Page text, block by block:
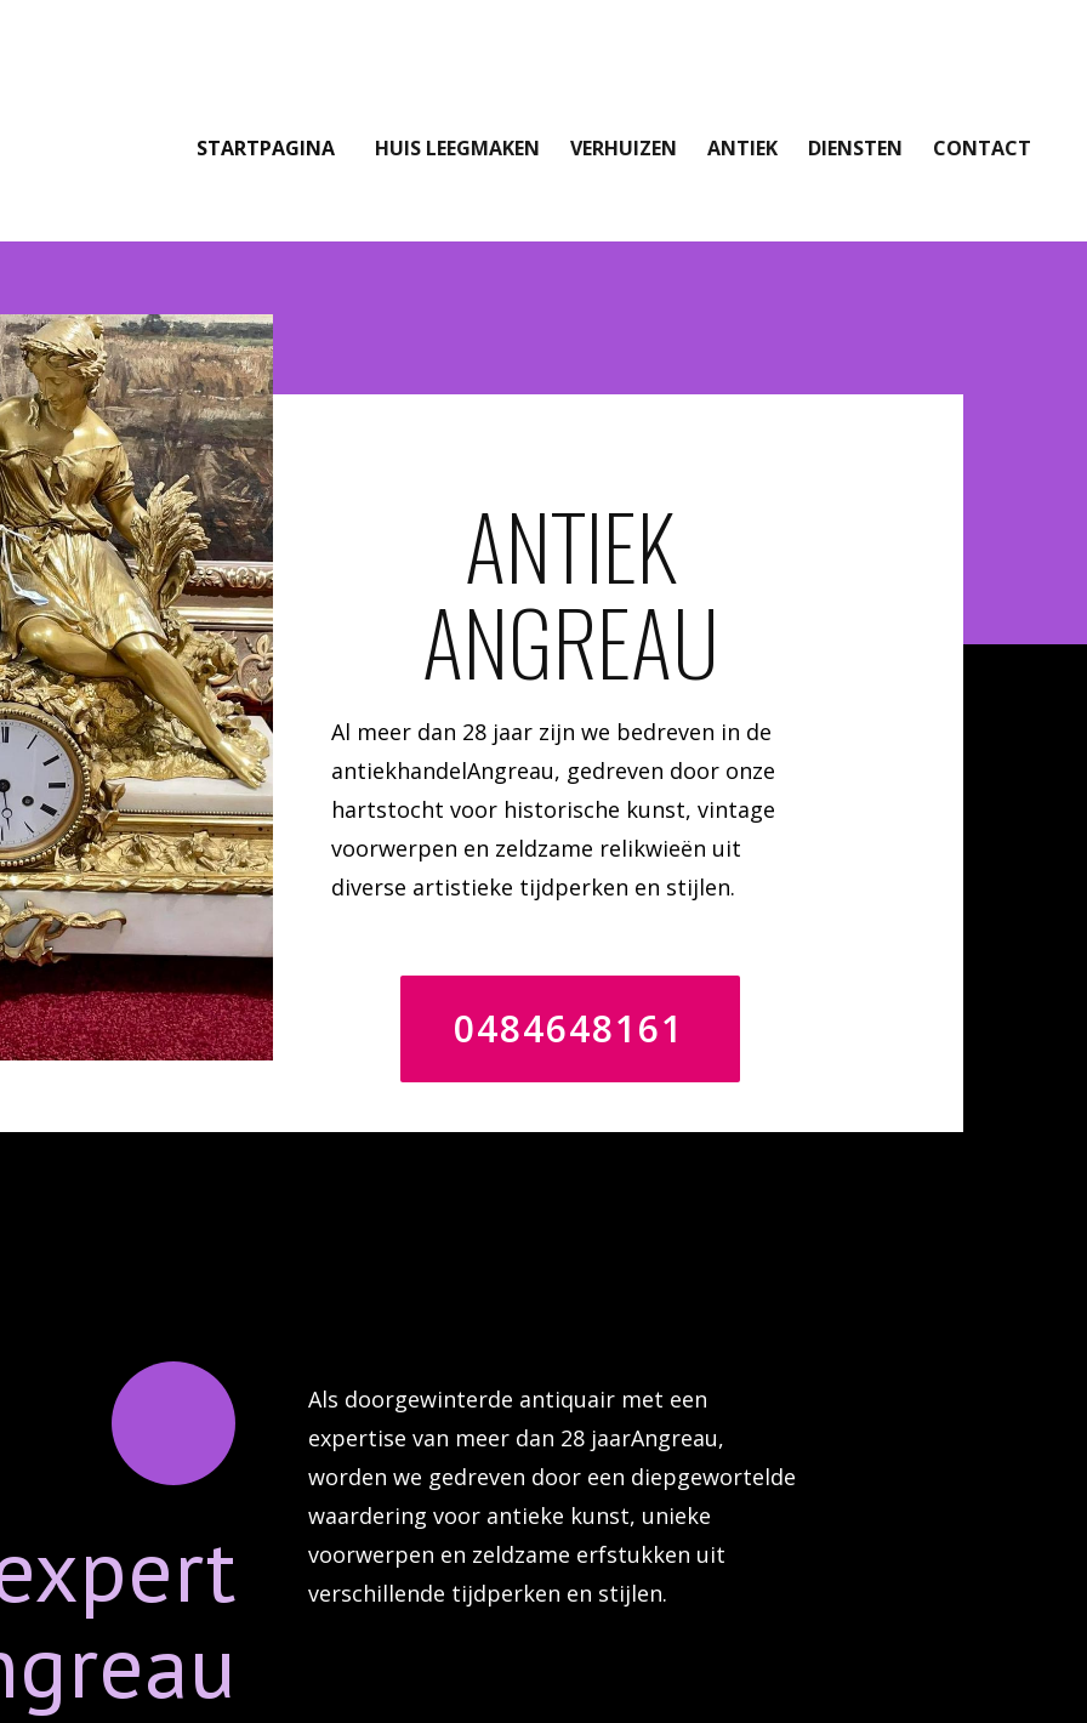
STARTPAGINA HUIS LEEGMAKEN VERHUIZEN ANTIEK DIENSTEN CONTACT
ANTIEK
ANGREAU
Al meer dan 28 jaar zijn we bedreven in de
antiekhandelAngreau, gedreven door onze
hartstocht voor historische kunst, vintage
voorwerpen en zeldzame relikwieën uit
diverse artistieke tijdperken en stijlen.
0484648161
Als doorgewinterde antiquair met een
expertise van meer dan 28 jaarAngreau,
worden we gedreven door een diepgewortelde
waardering voor antieke kunst, unieke
voorwerpen en zeldzame erfstukken uit
verschillende tijdperken en stijlen.